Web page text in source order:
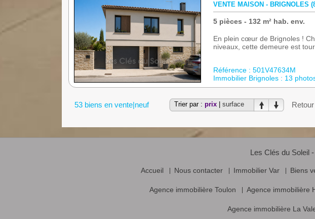
VENTE MAISON - BRIGNOLES
5 pièces - 132 m² hab. env.
En plein cœur de Brignoles !
niveaux, cette demeure est
Référence : 501V47634M
Immobilier Brignoles : 13
53 biens en vente|neuf Trier par : prix surface
Les Clés du Soleil
Accueil Nous contacter Immobilier Var Biens
Agence immobilière Toulon Agence immobilière
Agence immobilière La